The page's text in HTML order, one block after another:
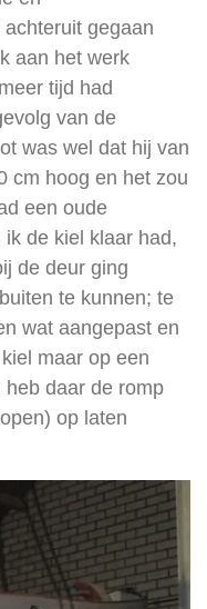
gegaan
aan het werk
tijd had
van de
was wel dat hij van
cm hoog en het zou
een oude
de kiel klaar had,
de deur ging
te kunnen; te
wat aangepast en
maar op een
daar de romp
op laten